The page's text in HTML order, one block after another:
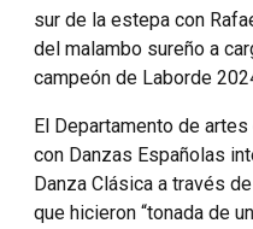
sur de la estepa con
del malambo sureño a
campeón de Laborde
El Departamento de
con Danzas Españolas
Danza Clásica a través
que hicieron “tonada de